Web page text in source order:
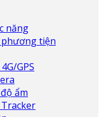
năng
tiện
GPS
ẩm
Tracker